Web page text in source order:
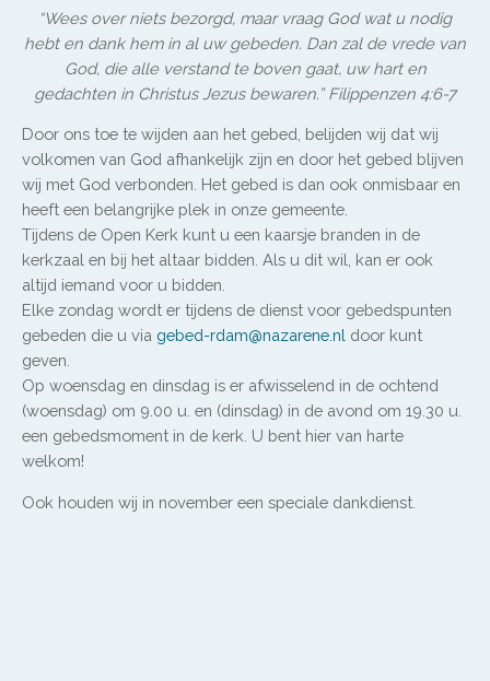
40 DAGEN VAN GEBED
ALPHA-CURSUS
KRINGEN EN GROEPEN
BIJBELSTUDIE
SCHILDERKRING
CONTACT
PRAKTISCH
“Wees over niets bezorgd, maar vraag God wat u nodig
hebt en dank hem in al uw gebeden. Dan zal de vrede van
God, die alle verstand te boven gaat, uw hart en
gedachten in Christus Jezus bewaren.” Filippenzen 4:6-7
Door ons toe te wijden aan het gebed, belijden wij dat wij
volkomen van God afhankelijk zijn en door het gebed blijven
wij met God verbonden. Het gebed is dan ook onmisbaar en
heeft een belangrijke plek in onze gemeente.
Tijdens de Open Kerk kunt u een kaarsje branden in de
kerkzaal en bij het altaar bidden. Als u dit wil, kan er ook
altijd iemand voor u bidden.
Elke zondag wordt er tijdens de dienst voor gebedspunten
gebeden die u via gebed-rdam@nazarene.nl door kunt
geven.
Op woensdag en dinsdag is er afwisselend in de ochtend
(woensdag) om 9.00 u. en (dinsdag) in de avond om 19.30 u.
een gebedsmoment in de kerk. U bent hier van harte
welkom!
Ook houden wij in november een speciale dankdienst.